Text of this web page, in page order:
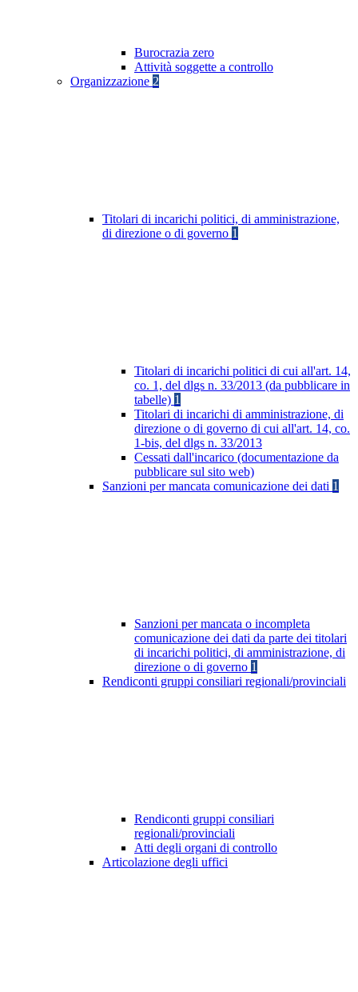
Burocrazia zero
Attività soggette a controllo
Organizzazione 2
Titolari di incarichi politici, di amministrazione,
di direzione o di governo 1
Titolari di incarichi politici di cui all'art. 14,
co. 1, del dlgs n. 33/2013 (da pubblicare in
tabelle) 1
Titolari di incarichi di amministrazione, di
direzione o di governo di cui all'art. 14, co.
1-bis, del dlgs n. 33/2013
Cessati dall'incarico (documentazione da
pubblicare sul sito web)
Sanzioni per mancata comunicazione dei dati 1
Sanzioni per mancata o incompleta
comunicazione dei dati da parte dei titolari
di incarichi politici, di amministrazione, di
direzione o di governo 1
Rendiconti gruppi consiliari regionali/provinciali
Rendiconti gruppi consiliari
regionali/provinciali
Atti degli organi di controllo
Articolazione degli uffici